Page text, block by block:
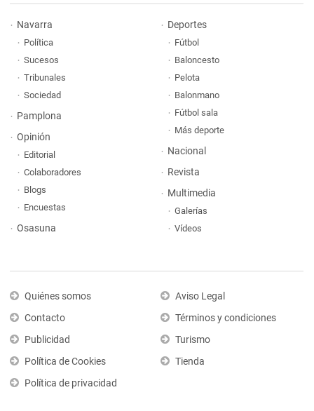
Navarra
Política
Sucesos
Tribunales
Sociedad
Pamplona
Opinión
Editorial
Colaboradores
Blogs
Encuestas
Osasuna
Deportes
Fútbol
Baloncesto
Pelota
Balonmano
Fútbol sala
Más deporte
Nacional
Revista
Multimedia
Galerías
Vídeos
Quiénes somos
Contacto
Publicidad
Política de Cookies
Política de privacidad
Aviso Legal
Términos y condiciones
Turismo
Tienda